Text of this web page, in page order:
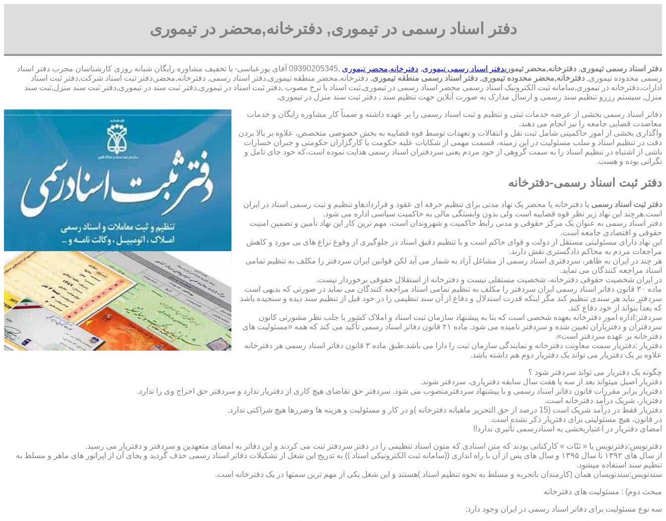
دفتر اسناد رسمی در تیموری, دفترخانه,محضر در تیموری
دفتر اسناد رسمی تیموری, دفترخانه,محضر تیموریدفتر اسناد رسمی تیموری, دفترخانه,محضر تیموری
,09390205345 آقای پورعباسی- با تخفیف مشاوره رايگان شبانه روزی کارشناسان مجرب دفتر اسناد
رسمی محدوده تیموری, دفترخانه,محضر محدوده تیموری, دفتر اسناد رسمی منطقه تیموری, دفترخانه,محضر منطقه تیموری,دفتر اسناد رسمی, دفترخانه,محضر,دفتر ثبت اسناد شرکت,دفتر ثبت اسناد
ادارات,دفترخانه در تیموری,سامانه ثبت الکترونیک اسناد رسمی محضر اسناد رسمی در تیموری,ثبت اسناد با نرخ مصوب ,دفتر ثبت اسناد در تیموری,دفتر ثبت سند در تیموری,دفتر ثبت سند منزل,ثبت سند
منزل, سیستم رزرو تنظیم سند رسمی و ارسال مدارک به صورت آنلاین جهت تنظیم سند , دفتر ثبت سند منزل در تیموری,
دفاتر اسناد رسمی بخشی از عرضه خدمات ثبتی و تنظیم و ثبت اسناد رسمی را بر عهده داشته و ضمناً کار مشاوره رایگان و خدمات
معاضدت قضایی جامعه را نیز انجام می دهند.
واگذاری بخشی از امور حاکمیتی شامل ثبت نقل و انتقالات و تعهدات توسط قوه قضاییه به بخش خصوصی متخصص، علاوه بر بالا بردن
دقت در تنظیم اسناد و سلب مسئولیت در این زمینه، قسمت مهمی از شکایات علیه حکومت یا کارگزاران حکومتی و جبران خسارات
ناشی از اشتباه در تنظیم اسناد را به سمت گروهی از خود مردم یعنی سردفتران اسناد رسمی هدایت نموده است،که خود جای تامل و
نگرانی بوده و هست.
دفتر ثبت اسناد رسمی-دفترخانه
دفتر ثبت اسناد رسمی یا دفترخانه یا محضر یک نهاد مدنی برای تنظیم حرفه ای عقود و قراردادهاو تنظیم و ثبت رسمی اسناد در ایران
است.هرچند این نهاد زیر نظر قوه قضاییه است ولی بدون وابستگی مالی به حاکمیت سیاسی اداره می شود.
دفتر اسناد رسمی به عنوان یک مرکز حقوقی و مدنی رابط حاکمیت و شهروندان است، مهم ترین کار این نهاد تأمین و تضمین امنیت
حقوقی و اقتصادی جامعه است.
این نهاد دارای مسئولیتی مستقل از دولت و قوای حاکم است و با تنظیم دقیق اسناد در جلوگیری از وقوع نزاع های بی مورد و کاهش
مراجعات مردم به محاکم دادگستری نقش دارند.
هر چند در ایران به ظاهر، سردفتری اسناد رسمی از مشاغل آزاد به شمار می آید لکن قوانین ایران سردفتر را مکلف به تنظیم تمامی
اسناد مراجعه کنندگان می نماید.
در ایران شخصیت حقوقی دفترخانه، شخصیت مستقلی نیست و دفترخانه از استقلال حقوقی برخوردار نیست.
ماده ۳۰ قانون دفاتر اسناد رسمی ایران سردفتر را مکلف به تنظیم تمامی اسناد مراجعه کنندگان می نماید در صورتی که بدیهی است
سردفتر نباید هر سندی تنظیم کند مگر اینکه قدرت استدلال و دفاع از آن سند تنظیمی را در خود قبل از تنظیم سند دیده و سنجیده باشد
که بعداً بتواند از خود دفاع کند.
سردفتر:اداره امور دفترخانه بعهده شخصی است که بنا به پیشنهاد سازمان ثبت اسناد و املاک کشور با جلب نظر مشورتی کانون
سردفتران و دفتریاران تعیین شده و سردفتر نامیده می شود. ماده ۲۱ قانون دفاتر اسناد رسمی تأکید می کند که همه «مسئولیت های
دفترخانه بر عهده سردفتر است».
دفتریار :دفتریار سمت معاونت دفترخانه و نمایندگی سازمان ثبت را دارا می باشد.طبق ماده ۳ قانون دفاتر اسناد رسمی هر دفترخانه
علاوه بر یک دفتریار می تواند یک دفتریار دوم هم داشته باشد.
چگونه یک دفتریار می تواند سردفتر شود ؟
دفتریار اصیل میتواند بعد از سه یا هفت سال سابقه دفتریاری، سردفتر شوند.
دفتریار برابر مقررات قانون دفاتر اسناد رسمی و با پیشنهاد سردفترمنصوب می شود. سردفتر حق تقاضای هیچ کاری از دفتریار ندارد و سردفتر حق اخراج وی را ندارد.
دفتریار، شریک درآمد دفترخانه است.
دفتریار فقط در درآمد شریک است (15 درصد از حق التحریر ماهیانه دفترخانه )و در کار و مسئولیت و هزینه ها وضررها هیچ شراکتی ندارد.
در قانون، هیچ مسئولیتی برای دفتریار ذکر نشده است.
امضای دفتریار در اعتباربخشی به اسنادرسمی تأثیری ندارد!!
دفترنویس:دفترنویس یا « ثبّات » کارکنانی بودند که متن اسنادی که متون اسناد تنظیمی را در دفتر سردفتر ثبت می کردند و این دفاتر به امضای متعهدین و سردفتر و دفتریار می رسید.
از سال های ۱۳۹۲ تا سال ۱۳۹۵ و سال های پس از آن با راه اندازی ((سامانه ثبت الکترونیکی اسناد )) به تدریج این شغل از تشکیلات دفاتر اسناد رسمی حذف گردید و بجای آن از اپراتور های ماهر و مسلط به
تنظیم سند استفاده میشود.
سندنویس:سندنویسان همان (کارمندان باتجربه و مسلط به نحوه تنظیم اسناد )هستند و این شغل یکی از مهم ترین سمتها در یک دفترخانه است.
مبحث دوم) : مسئولیت های دفترخانه
سه نوع مسئولیت برای دفاتر اسناد رسمی در ایران وجود دارد: